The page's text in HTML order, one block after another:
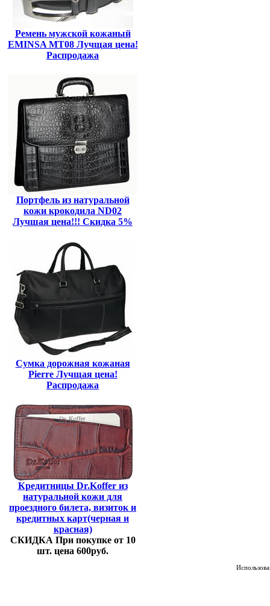
Ремень мужской кожаный
EMINSA MT08 Лучщая цена!
Распродажа
Портфель из натуральной
кожи крокодила ND02
Лучшая цена!!! Скидка 5%
Сумка дорожная кожаная
Pierre Лучщая цена!
Распродажа
Кредитницы Dr.Koffer из
натуральной кожи для
проездного билета, визиток и
кредитных карт(черная и
красная)
СКИДКА При покупке от 10
шт. цена 600руб.